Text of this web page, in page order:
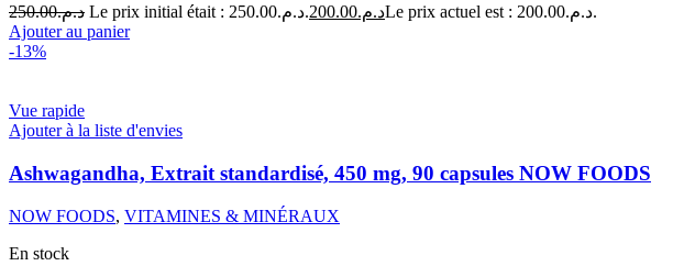
د.م.250.00 Le prix initial était : د.م.250.00. د.م.200.00
Le prix actuel est : د.م.200.00.
Ajouter au panier
-13%
Vue rapide
Ajouter à la liste d'envies
Ashwagandha, Extrait standardisé, 450 mg, 90 capsules NOW FOODS
NOW FOODS, VITAMINES & MINÉRAUX
En stock